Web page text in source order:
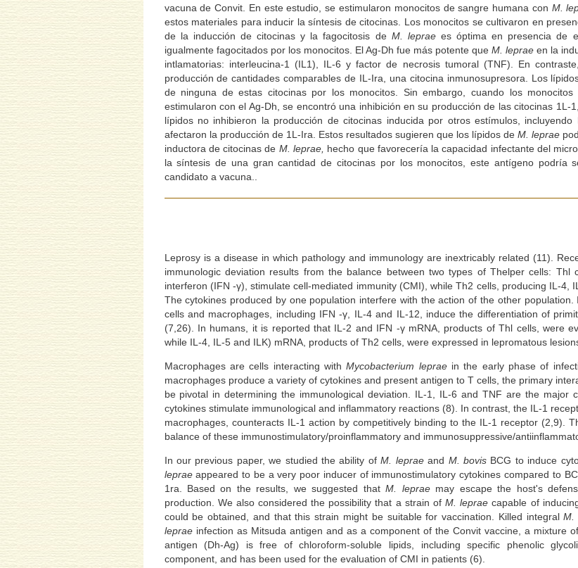
vacuna de Convit. En este estudio, se estimularon monocitos de sangre humana con M.
estos materiales para inducir la síntesis de citocinas. Los monocitos se cultivaron en
de la inducción de citocinas y la fagocitosis de M. lepraees óptima en presencia de
igualmente fagocitados por los monocitos. El Ag-Dh fue más potente queM. leprae en la
intlamatorias: interleucina-1 (IL1), IL-6 y factor de necrosis tumoral (TNF). En
producción de cantidades comparables de IL-Ira, una citocina inmunosupresora. Los
de ninguna de estas citocinas por los monocitos. Sin embargo, cuando los
estimularon con el Ag-Dh, se encontró una inhibición en su producción de las citocinas 1L-
lípidos no inhibieron la producción de citocinas inducida por otros estímulos,
afectaron la producción de 1L-Ira. Estos resultados sugieren que los lípidos de M. leprae
inductora de citocinas de M. leprae, hecho que favorecería la capacidad infectante del
la síntesis de una gran cantidad de citocinas por los monocitos, este antígeno
candidato a vacuna..
Leprosy is a disease in which pathology and immunology are inextricably related (11).
immunologic deviation results from the balance between two types of Thelper cells: Thl
interferon (IFN -γ), stimulate cell-mediated immunity (CMI), while Th2 cells, producing IL-4,
The cytokines produced by one population interfere with the action of the other
cells and macrophages, including IFN -γ, IL-4 and IL-12, induce the differentiation of
(7,26). In humans, it is reported that IL-2 and IFN -γ mRNA, products of Thl cells, were
while IL-4, IL-5 and ILK) mRNA, products of Th2 cells, were expressed in lepromatous
Macrophages are cells interacting withMycobacterium lepraein the early phase of
macrophages produce a variety of cytokines and present antigen to T cells, the primary
be pivotal in determining the immunological deviation. IL-1, IL-6 and TNF are the major
cytokines stimulate immunological and inflammatory reactions (8). In contrast, the IL-1
macrophages, counteracts IL-1 action by competitively binding to the IL-1 receptor (2,9).
balance of these immunostimulatory/proinflammatory and immunosuppressive/
In our previous paper, we studied the ability ofM. lepraeand M. bovisBCG to induce
lepraeappeared to be a very poor inducer of immunostimulatory cytokines compared to
1ra. Based on the results, we suggested thatM. lepraemay escape the host's
production. We also considered the possibility that a strain ofM. leprae capable of
could be obtained, and that this strain might be suitable for vaccination. Killed integralM.
lepraeinfection as Mitsuda antigen and as a component of the Convit vaccine, a mixture
antigen (Dh-Ag) is free of chloroform-soluble lipids, including specific phenolic
component, and has been used for the evaluation of CMI in patients (6).